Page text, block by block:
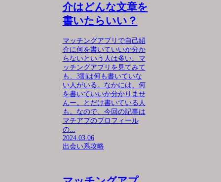
介はどんな文章を
書いたらいい？
マッチングアプリで自己紹
介に何を書いていいか分か
らないという人は多い。マ
ッチングアプリを見てみて
も、3割は何も書いていな
い人がいる。なかには、何
を書いていいか分かりませ
んー。とだけ書いている人
も。なので、今回の記事は
マチアプのプロフィール
の...
2024.03.06
出会い系攻略